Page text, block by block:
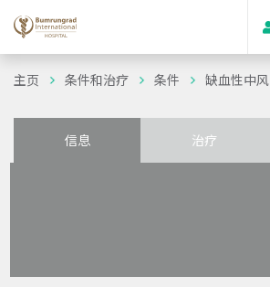
主页 条件和治疗 条件 缺血性中风
信息 治疗